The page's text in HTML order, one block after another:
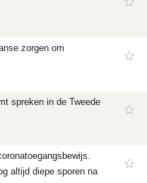
zorgen om
spreken in de Tweede
altijd diepe sporen na